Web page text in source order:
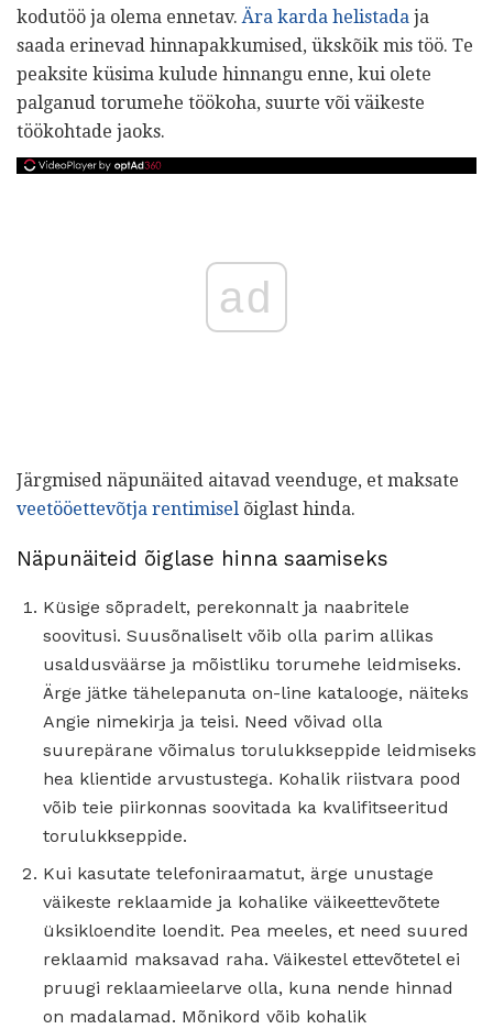
kodutöö ja olema ennetav. Ära karda helistada ja
saada erinevad hinnapakkumised, ükskõik mis töö. Te
peaksite küsima kulude hinnangu enne, kui olete
palganud torumehe töökoha, suurte või väikeste
töökohtade jaoks.
ad
Järgmised näpunäited aitavad veenduge, et maksate
veetööettevõtja rentimisel õiglast hinda.
Näpunäiteid õiglase hinna saamiseks
Küsige sõpradelt, perekonnalt ja naabritele
soovitusi. Suusõnaliselt võib olla parim allikas
usaldusväärse ja mõistliku torumehe leidmiseks.
Ärge jätke tähelepanuta on-line katalooge, näiteks
Angie nimekirja ja teisi. Need võivad olla
suurepärane võimalus torulukkseppide leidmiseks
hea klientide arvustustega. Kohalik riistvara pood
võib teie piirkonnas soovitada ka kvalifitseeritud
torulukkseppide.
Kui kasutate telefoniraamatut, ärge unustage
väikeste reklaamide ja kohalike väikeettevõtete
üksikloendite loendit. Pea meeles, et need suured
reklaamid maksavad raha. Väikestel ettevõtetel ei
pruugi reklaamieelarve olla, kuna nende hinnad
on madalamad. Mõnikord võib kohalik